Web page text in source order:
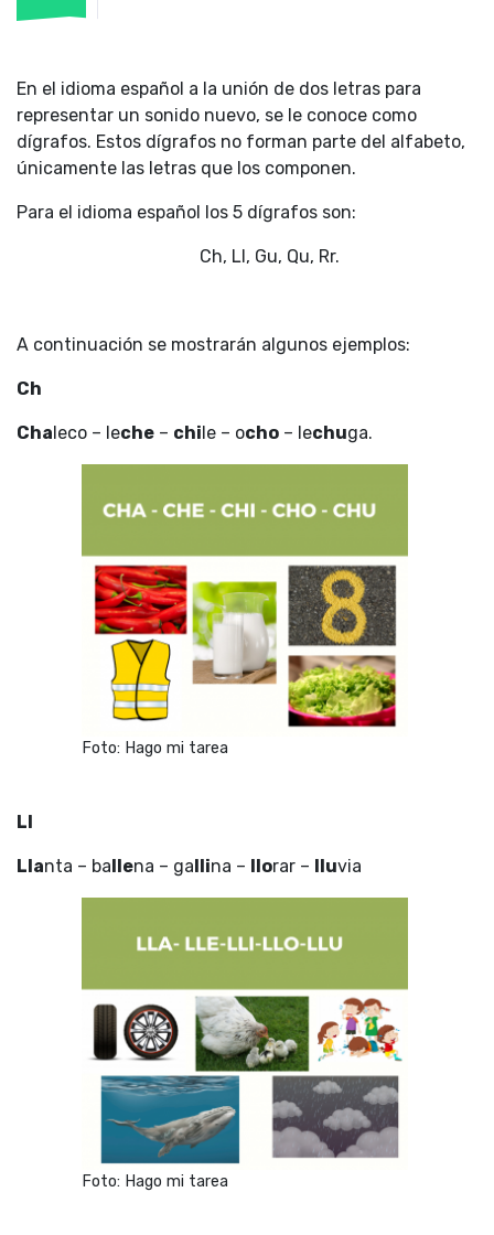
En el idioma español a la unión de dos letras para
representar un sonido nuevo, se le conoce como
dígrafos. Estos dígrafos no forman parte del alfabeto,
únicamente las letras que los componen.
Para el idioma español los 5 dígrafos son:
Ch, Ll, Gu, Qu, Rr.
A continuación se mostrarán algunos ejemplos:
Ch
Chaleco – leche – chile – ocho – lechuga.
Foto: Hago mi tarea
Ll
Llanta – ba llena – ga llina – llorar – lluvia
Foto: Hago mi tarea